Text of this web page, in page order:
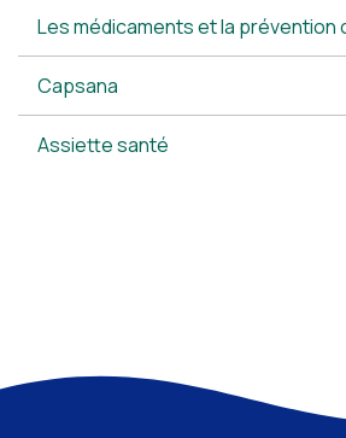
Les médicaments et la prévention
Capsana
Assiette santé